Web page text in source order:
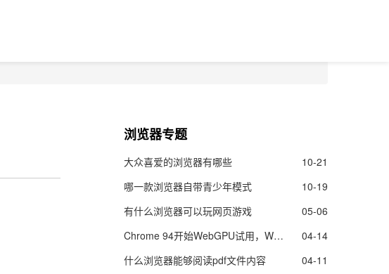
浏览器专题
大众喜爱的浏览器有哪些
10-21
哪一款浏览器自带青少年模式
10-19
有什么浏览器可以玩网页游戏
05-06
Chrome 94开始WebGPU试用，Web的图像渲染及机器学能力更强了
04-14
什么浏览器能够阅读pdf文件内容
04-11